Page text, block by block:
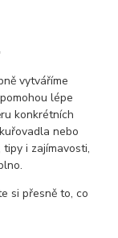
vytváříme
lépe
konkrétních
nebo
i zajímavosti,
si přesně to, co